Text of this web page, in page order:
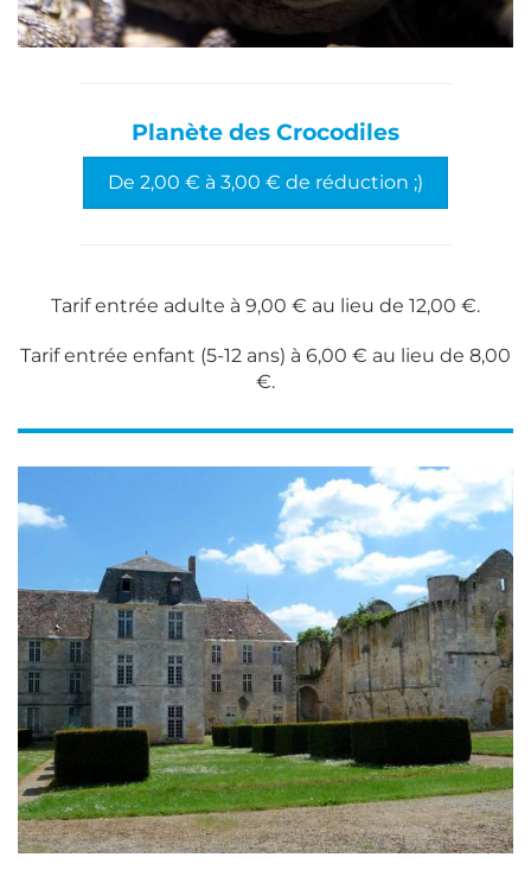
Planète des Crocodiles
De 2,00 € à 3,00 € de réduction ;)
Tarif entrée adulte à 9,00 € au lieu de 12,00 €.
Tarif entrée enfant (5-12 ans) à 6,00 € au lieu de 8,00
€.